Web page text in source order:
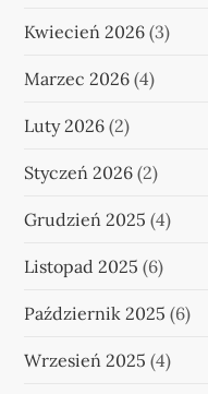
Kwiecień 2026 (3)
Marzec 2026 (4)
Luty 2026 (2)
Styczeń 2026 (2)
Grudzień 2025 (4)
Listopad 2025 (6)
Październik 2025 (6)
Wrzesień 2025 (4)